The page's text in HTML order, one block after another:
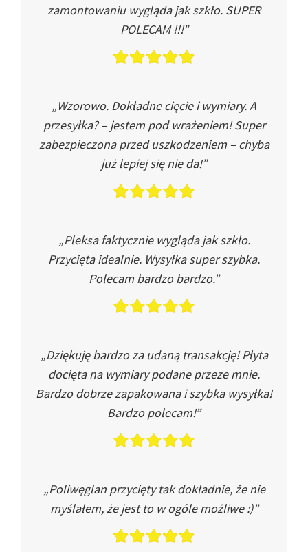
zamontowaniu wygląda jak szkło. SUPER
POLECAM !!!”
„Wzorowo. Dokładne cięcie i wymiary. A
przesyłka? – jestem pod wrażeniem! Super
zabezpieczona przed uszkodzeniem – chyba
już lepiej się nie da!”
„Pleksa faktycznie wygląda jak szkło.
Przycięta idealnie. Wysyłka super szybka.
Polecam bardzo bardzo.”
„Dziękuję bardzo za udaną transakcję! Płyta
docięta na wymiary podane przeze mnie.
Bardzo dobrze zapakowana i szybka wysyłka!
Bardzo polecam!”
„Poliwęglan przycięty tak dokładnie, że nie
myślałem, że jest to w ogóle możliwe :)”